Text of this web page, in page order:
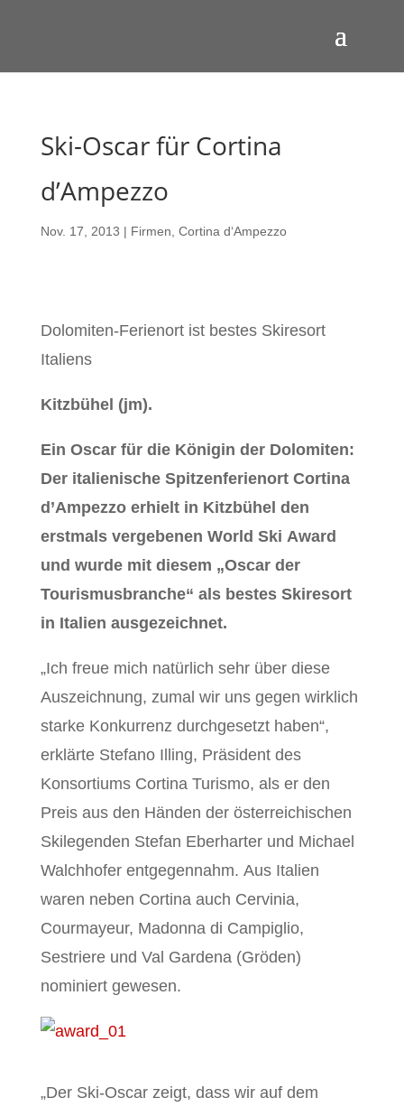
Ski-Oscar für Cortina
d’Ampezzo
Nov. 17, 2013 | Firmen Cortina d‘Ampezzo
Dolomiten-Ferienort ist bestes Skiresort
Italiens
Kitzbühel (jm).
Ein Oscar für die Königin der Dolomiten:
Der italienische Spitzenferienort Cortina
d’Ampezzo erhielt in Kitzbühel den
erstmals vergebenen World Ski Award
und wurde mit diesem „Oscar der
Tourismusbranche“ als bestes Skiresort
in Italien ausgezeichnet.
„Ich freue mich natürlich sehr über diese
Auszeichnung, zumal wir uns gegen wirklich
starke Konkurrenz durchgesetzt haben“,
erklärte Stefano Illing, Präsident des
Konsortiums Cortina Turismo, als er den
Preis aus den Händen der österreichischen
Skilegenden Stefan Eberharter und Michael
Walchhofer entgegennahm. Aus Italien
waren neben Cortina auch Cervinia,
Courmayeur, Madonna di Campiglio,
Sestriere und Val Gardena (Gröden)
nominiert gewesen.
„Der Ski-Oscar zeigt, dass wir auf dem